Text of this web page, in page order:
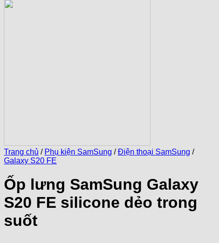
Trang chủ / Phụ kiện SamSung / Điện thoại SamSung /
Galaxy S20 FE
Ốp lưng SamSung Galaxy
S20 FE silicone dẻo trong
suốt